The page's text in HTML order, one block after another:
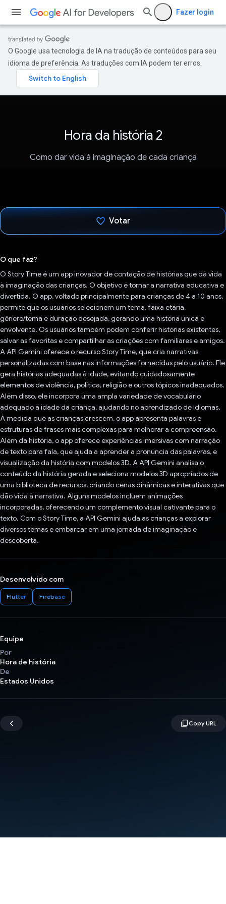
Fazer login
O Google usa tecnologia de IA na tradução de conteúdos para seu
idioma de preferência. As traduções com IA podem ter erros.
Hora da história 2
Como dar vida à imaginação de cada criança
Votar
O que faz?
O Story Time é um app inovador de contação de histórias que dá vida
à imaginação das crianças. O objetivo é tornar a narrativa educativa e
divertida. O app, voltado principalmente para crianças de 4 a 10 anos,
permite que os usuários selecionem um tema, faixa etária,
gênero/tema e duração desejada, gerando uma história única e
envolvente. Os usuários também podem conferir histórias existentes,
salvar as favoritas e compartilhar as criações com familiares e amigos.
A API Gemini oferece o recurso Story Time, que cria narrativas
personalizadas com base nas informações fornecidas pelo usuário. Ele
gera histórias adequadas à idade, evitando cuidadosamente
elementos de violência, política, religião e outros tópicos inadequados.
Além disso, ele incorpora uma ampla variedade de vocabulário
adequado à idade da criança, ajudando no aprendizado de idiomas.
À medida que as crianças crescem, o app apresenta palavras e
estruturas de frases mais complexas para melhorar a compreensão.
Além da história, o app oferece experiências imersivas com narração
de texto para fala, que ajuda a aprender a pronúncia das palavras, e
visualização da história com modelos 3D. A API Gemini analisa o
conteúdo da história gerada e seleciona modelos 3D apropriados de
uma biblioteca de recursos, criando cenas dinâmicas e interativas que
dão vida à narrativa. Alguns modelos incluem animações
incorporadas, oferecendo um complemento visual cativante para o
texto. Com o Story Time, a API Gemini ajuda as crianças a explorar
diversos temas e embarcar em uma jornada de imaginação e
descoberta.
Desenvolvido com
Flutter Firebase
Equipe
Por
Hora de história
De
Estados Unidos